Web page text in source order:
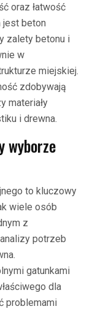
oraz łatwość
jest beton
zalety betonu i
w
miejskiej.
zdobywają
materiały
i drewna.
wyborze
to kluczowy
wiele osób
z
potrzeb
gatunkami
dla
problemami